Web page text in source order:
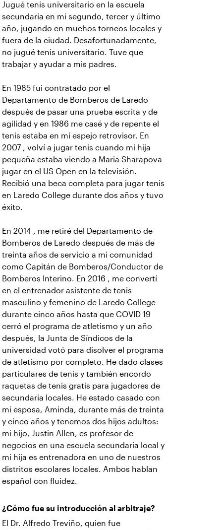
Jugué tenis universitario en la escuela
secundaria en mi segundo, tercer y último
año, jugando en muchos torneos locales y
fuera de la ciudad. Desafortunadamente,
no jugué tenis universitario. Tuve que
trabajar y ayudar a mis padres.
En 1985 fui contratado por el
Departamento de Bomberos de Laredo
después de pasar una prueba escrita y de
agilidad y en 1986 me casé y de repente el
tenis estaba en mi espejo retrovisor. En
2007 , volví a jugar tenis cuando mi hija
pequeña estaba viendo a Maria Sharapova
jugar en el US Open en la televisión.
Recibió una beca completa para jugar tenis
en Laredo College durante dos años y tuvo
éxito.
En 2014 , me retiré del Departamento de
Bomberos de Laredo después de más de
treinta años de servicio a mi comunidad
como Capitán de Bomberos/Conductor de
Bomberos Interino. En 2016 , me convertí
en el entrenador asistente de tenis
masculino y femenino de Laredo College
durante cinco años hasta que COVID 19
cerró el programa de atletismo y un año
después, la Junta de Síndicos de la
universidad votó para disolver el programa
de atletismo por completo. He dado clases
particulares de tenis y también encordo
raquetas de tenis gratis para jugadores de
secundaria locales. He estado casado con
mi esposa, Aminda, durante más de treinta
y cinco años y tenemos dos hijos adultos:
mi hijo, Justin Allen, es profesor de
negocios en una escuela secundaria local y
mi hija es entrenadora en uno de nuestros
distritos escolares locales. Ambos hablan
español con fluidez.
¿Cómo fue su introducción al arbitraje?
El Dr. Alfredo Treviño, quien fue